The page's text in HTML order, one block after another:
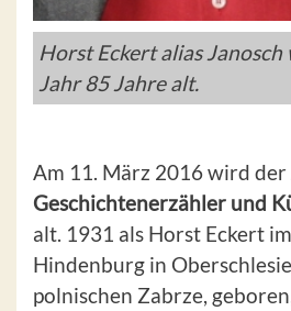
Horst Eckert alias
Jahr 85 Jahre alt.
Am 11. März 2016 wird der
Geschichtenerzähler und
alt. 1931 als Horst Eckert
Hindenburg in
polnischen Zabrze,